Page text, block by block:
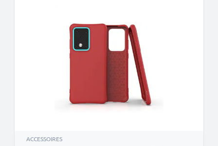
ACCESSOIRES